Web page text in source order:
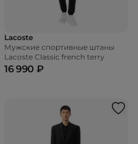
Lacoste
Мужские спортивные штаны
Lacoste Classic french terry
16 990 ₽